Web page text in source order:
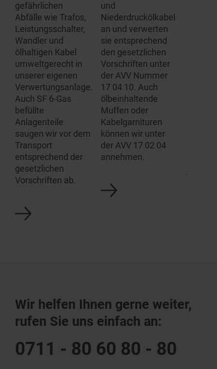
gefährlichen
Abfälle wie Trafos,
Leistungsschalter,
Wandler und
ölhaltigen Kabel
umweltgerecht in
unserer eigenen
Verwertungsanlage.
Auch SF 6-Gas
befüllte
Anlagenteile
saugen wir vor dem
Transport
entsprechend der
gesetzlichen
Vorschriften ab.
und
Niederdruckölkabel
an und verwerten
sie entsprechend
den gesetzlichen
Vorschriften unter
der AVV Nummer
17 04 10. Auch
ölbeinhaltende
Muffen oder
Kabelgarnituren
können wir unter
der AVV 17 02 04
annehmen.
Wir helfen Ihnen gerne weiter,
rufen Sie uns einfach an:
0711 - 80 60 80 - 80